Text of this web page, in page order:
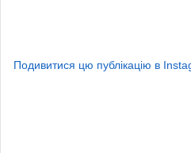
Подивитися цю публікацію в